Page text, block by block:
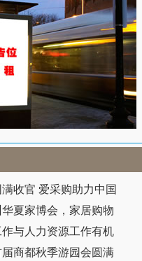
收官 爱采购助力中国
夏家博会，家居购物
与人力资源工作有机
商都秋季游园会圆满